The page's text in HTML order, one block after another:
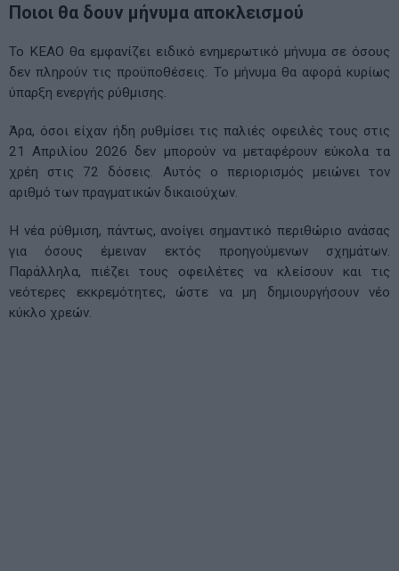
Ποιοι θα δουν μήνυμα αποκλεισμού
Το ΚΕΑΟ θα εμφανίζει ειδικό ενημερωτικό μήνυμα σε όσους
δεν πληρούν τις προϋποθέσεις. Το μήνυμα θα αφορά κυρίως
ύπαρξη ενεργής ρύθμισης.
Άρα, όσοι είχαν ήδη ρυθμίσει τις παλιές οφειλές τους στις
21 Απριλίου 2026 δεν μπορούν να μεταφέρουν εύκολα τα
χρέη στις 72 δόσεις. Αυτός ο περιορισμός μειώνει τον
αριθμό των πραγματικών δικαιούχων.
Η νέα ρύθμιση, πάντως, ανοίγει σημαντικό περιθώριο ανάσας
για όσους έμειναν εκτός προηγούμενων σχημάτων.
Παράλληλα, πιέζει τους οφειλέτες να κλείσουν και τις
νεότερες εκκρεμότητες, ώστε να μη δημιουργήσουν νέο
κύκλο χρεών.